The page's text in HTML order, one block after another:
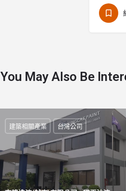
You May Also Be
建築相關產業 台灣公司